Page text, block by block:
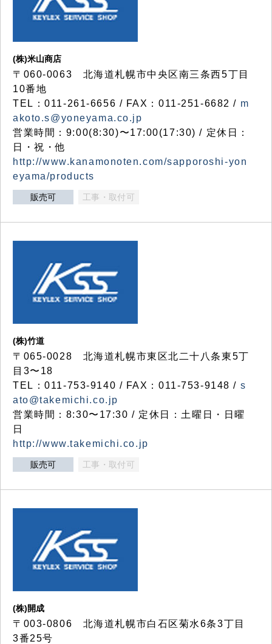
(株)米山商店
〒060-0063 北海道札幌市中央区南三条西5丁目
10番地
TEL：011-261-6656 / FAX：011-251-6682 / m
akoto.s@yoneyama.co.jp
営業時間：9:00(8:30)〜17:00(17:30) / 定休日：
日・祝・他
http://www.kanamonoten.com/sapporoshi-yon
eyama/products
販売可 工事・取付可
(株)竹道
〒065-0028 北海道札幌市東区北二十八条東5丁
目3〜18
TEL：011-753-9140 / FAX：011-753-9148 / s
ato@takemichi.co.jp
営業時間：8:30〜17:30 / 定休日：土曜日・日曜
日
http://www.takemichi.co.jp
販売可 工事・取付可
(株)開成
〒003-0806 北海道札幌市白石区菊水6条3丁目
3番25号